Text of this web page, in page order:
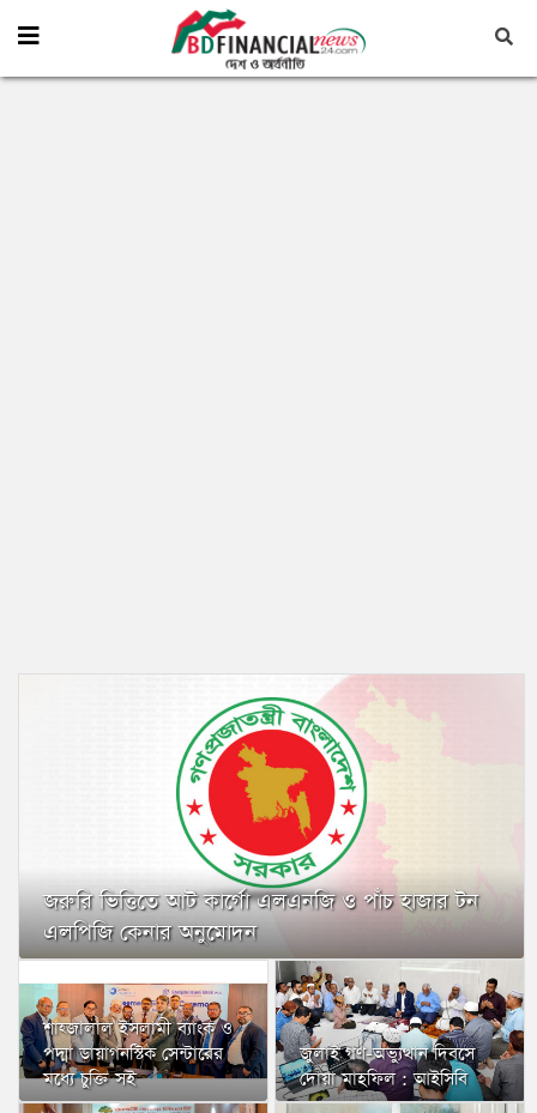
জরুরি ভিত্তিতে আট কার্গো এলএনজি ও পাঁচ হাজার টন
এলপিজি কেনার অনুমোদন
শাহ্জালাল ইসলামী ব্যাংক ও
পদ্মা ডায়াগনস্টিক সেন্টারের
মধ্যে চুক্তি সই
জুলাই গণ-অভ্যুত্থান দিবসে
দোয়া মাহফিল : আইসিবি